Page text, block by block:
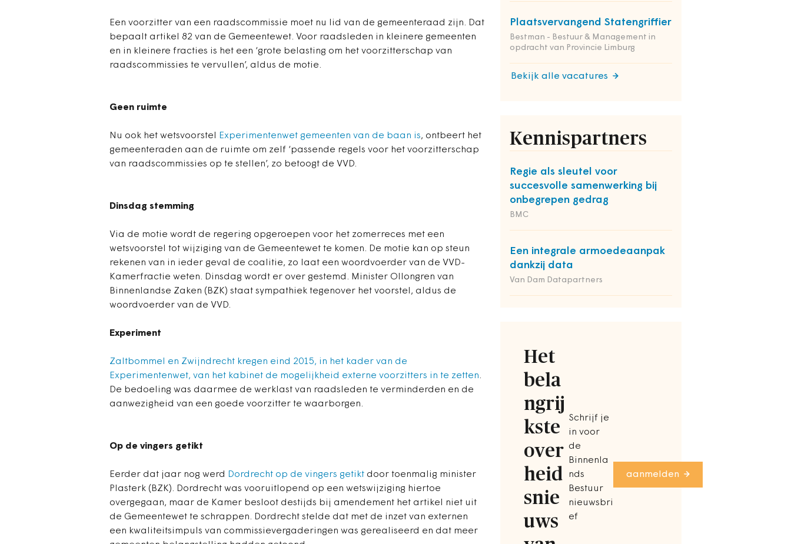
Plaatsvervangend Statengriffier
Bestman - Bestuur & Management in
opdracht van Provincie Limburg
Bekijk alle vacatures
Kennispartners
Regie als sleutel voor
succesvolle samenwerking bij
onbegrepen gedrag
BMC
Een integrale armoedeaanpak
dankzij data
Van Dam Datapartners
Het
bela
ngrij
kste
over
heid
snie
uws
Schrijf je
in voor
de
Binnenla
nds
Bestuur
nieuwsbri
ef
aanmelden
Een voorzitter van een raadscommissie moet nu lid van de gemeenteraad zijn. Dat
bepaalt artikel 82 van de Gemeentewet. Voor raadsleden in kleinere gemeenten
en in kleinere fracties is het een ‘grote belasting om het voorzitterschap van
raadscommissies te vervullen’, aldus de motie.
Geen ruimte
Nu ook het wetsvoorstel Experimentenwet gemeenten van de baan is, ontbeert het
gemeenteraden aan de ruimte om zelf ‘passende regels voor het voorzitterschap
van raadscommissies op te stellen’, zo betoogt de VVD.
Dinsdag stemming
Via de motie wordt de regering opgeroepen voor het zomerreces met een
wetsvoorstel tot wijziging van de Gemeentewet te komen. De motie kan op steun
rekenen van in ieder geval de coalitie, zo laat een woordvoerder van de VVD-
Kamerfractie weten. Dinsdag wordt er over gestemd. Minister Ollongren van
Binnenlandse Zaken (BZK) staat sympathiek tegenover het voorstel, aldus de
woordvoerder van de VVD.
Experiment
Zaltbommel en Zwijndrecht kregen eind 2015, in het kader van de
Experimentenwet, van het kabinet de mogelijkheid externe voorzitters in te zetten.
De bedoeling was daarmee de werklast van raadsleden te verminderden en de
aanwezigheid van een goede voorzitter te waarborgen.
Op de vingers getikt
Eerder dat jaar nog werd Dordrecht op de vingers getikt door toenmalig minister
Plasterk (BZK). Dordrecht was vooruitlopend op een wetswijziging hiertoe
overgegaan, maar de Kamer besloot destijds bij amendement het artikel niet uit
de Gemeentewet te schrappen. Dordrecht stelde dat met de inzet van externen
een kwaliteitsimpuls van commissievergaderingen was gerealiseerd en dat meer